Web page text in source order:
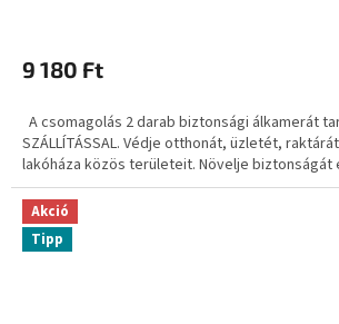
9 180 Ft
A csomagolás 2 darab biztonsági álkamerát
SZÁLLÍTÁSSAL. Védje otthonát, üzletét,
lakóháza közös területeit. Növelje biztonságát
Akció
Tipp